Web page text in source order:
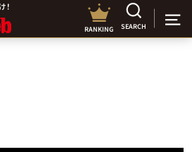
RANKING SEARCH